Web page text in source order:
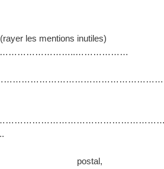
les mentions inutiles)
postal,